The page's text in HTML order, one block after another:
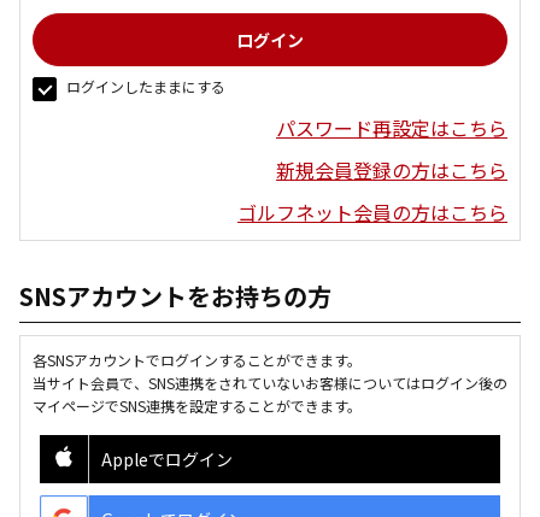
ログインしたままにする
パスワード再設定はこちら
新規会員登録の方はこちら
ゴルフネット会員の方はこちら
SNSアカウントをお持ちの方
各SNSアカウントでログインすることができます。
当サイト会員で、SNS連携をされていないお客様についてはログイン後の
マイページでSNS連携を設定することができます。
Appleでログイン